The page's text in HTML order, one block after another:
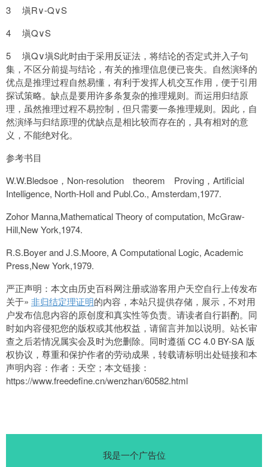
3 塡R∨-Q∨S
4 塡Q∨S
5 塡Q∨塡S此时由于采用反证法，将结论的否定式并入子句
集，不区分前提与结论，有关的推理信息便已丧失。自然演绎的
优点是推理过程自然易懂，有利于发挥人机交互作用，便于引用
探试策略。缺点是要用许多条复杂的推理规则。而运用归结原
理，虽然推理过程不易控制，但只需要一条推理规则。因此，自
然演绎与归结原理的优缺点是相比较而存在的，具有相对的意
义，不能绝对化。
参考书目
W.W.Bledsoe，Non-resolution theorem Proving，Artificial
Intelligence, North-Holl and Publ.Co., Amsterdam,1977.
Zohor Manna,Mathematical Theory of computation, McGraw-
Hill,New York,1974.
R.S.Boyer and J.S.Moore, A Computational Logic, Academic
Press,New York,1979.
严正声明：本文由历史百科网注册或游客用户天空自行上传发布
关于» 非归结定理证明的内容，本站只提供存储，展示，不对用
户发布信息内容的原创度和真实性等负责。请读者自行斟酌。同
时如内容侵犯您的版权或其他权益，请留言并加以说明。站长审
查之后若情况属实会及时为您删除。同时遵循 CC 4.0 BY-SA 版
权协议，尊重和保护作者的劳动成果，转载请标明出处链接和本
声明内容：作者：天空；本文链接：
https://www.freedefine.cn/wenzhan/60582.html
我是一个广告位